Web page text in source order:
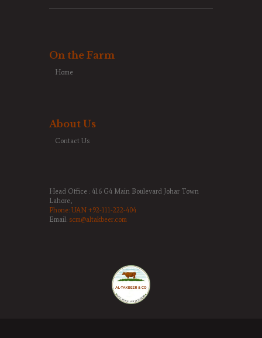
On the Farm
Home
About Us
Contact Us
Head Office : 416 G4 Main Boulevard Johar Town
Lahore,
Phone: UAN +92-111-222-404
Email: scm@altakbeer.com